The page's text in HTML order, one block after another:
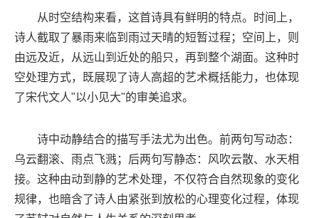
从时空结构来看，这首诗具有鲜明的特点。时间上，
诗人截取了暴雨来临到雨过天晴的短暂过程；空间上，则
由远及近，从远山到近处的船只，再到整个湖面。这种时
空处理方式，既展现了诗人高超的艺术概括能力，也体现
了宋代文人"以小见大"的审美追求。
诗中动静结合的描写手法尤为出色。前两句写动态：
乌云翻滚、雨点飞溅；后两句写静态：风吹云散、水天相
接。这种由动到静的艺术处理，不仅符合自然现象的变化
规律，也暗含了诗人由紧张到放松的心理变化过程，体现